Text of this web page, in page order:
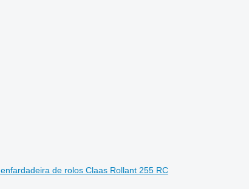
enfardadeira de rolos Claas Rollant 255 RC